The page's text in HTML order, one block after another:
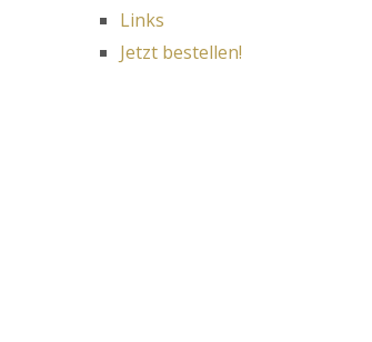
Links
Jetzt bestellen!